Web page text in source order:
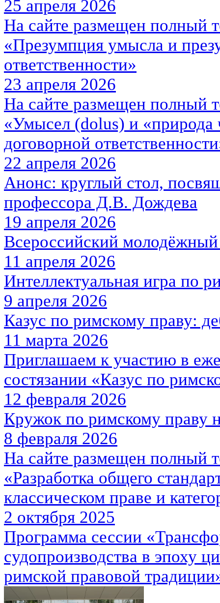
25 апреля 2026
На сайте размещен полный
«Презумпция умысла и
ответственности»
23 апреля 2026
На сайте размещен полный
«Умысел (dolus) и «природа
договорной
22 апреля 2026
Анонс: круглый стол,
профессора Д.В. Дождева
19 апреля 2026
Всероссийский
11 апреля 2026
Интеллектуальная игра по
9 апреля 2026
Казус по римскому праву:
11 марта 2026
Приглашаем к участию в
состязании «Казус по
12 февраля 2026
Кружок по римскому праву
8 февраля 2026
На сайте размещен полный
«Разработка общего
классическом праве и
2 октября 2025
Программа сессии
судопроизводства в эпоху
римской правовой